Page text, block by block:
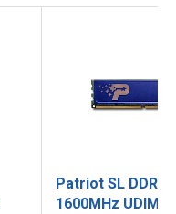
Patriot SL DDR3
1600MHz UDIMM